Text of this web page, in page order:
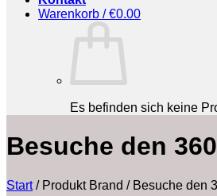
Warenkorb /€0.00
Es befinden sich keine
Besuche den
Start /Produkt Brand /Besuche den